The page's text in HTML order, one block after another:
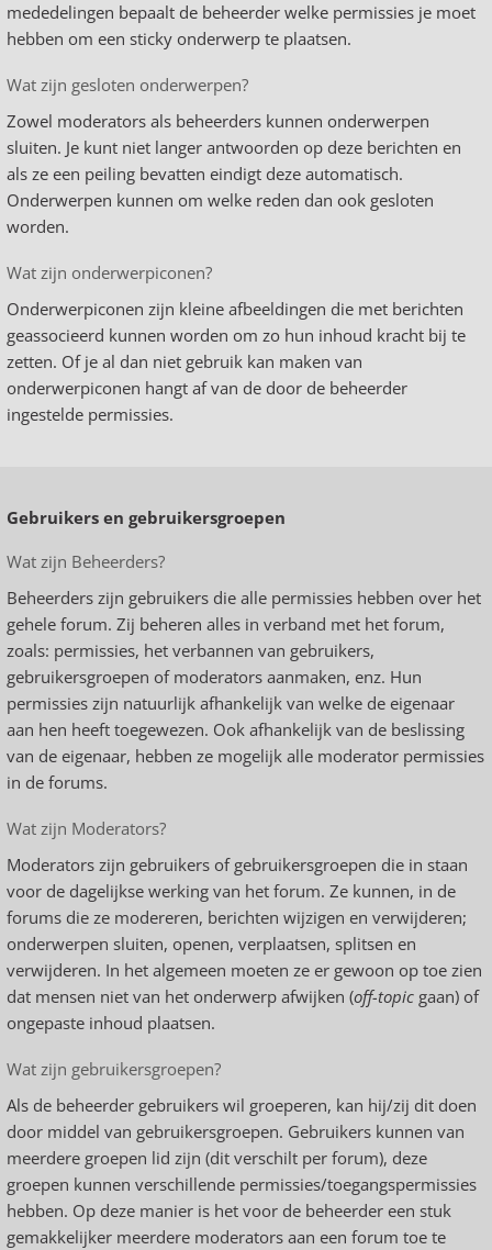
mededelingen bepaalt de beheerder welke permissies je moet
hebben om een sticky onderwerp te plaatsen.
Wat zijn gesloten onderwerpen?
Zowel moderators als beheerders kunnen onderwerpen
sluiten. Je kunt niet langer antwoorden op deze berichten en
als ze een peiling bevatten eindigt deze automatisch.
Onderwerpen kunnen om welke reden dan ook gesloten
worden.
Wat zijn onderwerpiconen?
Onderwerpiconen zijn kleine afbeeldingen die met berichten
geassocieerd kunnen worden om zo hun inhoud kracht bij te
zetten. Of je al dan niet gebruik kan maken van
onderwerpiconen hangt af van de door de beheerder
ingestelde permissies.
Gebruikers en gebruikersgroepen
Wat zijn Beheerders?
Beheerders zijn gebruikers die alle permissies hebben over het
gehele forum. Zij beheren alles in verband met het forum,
zoals: permissies, het verbannen van gebruikers,
gebruikersgroepen of moderators aanmaken, enz. Hun
permissies zijn natuurlijk afhankelijk van welke de eigenaar
aan hen heeft toegewezen. Ook afhankelijk van de beslissing
van de eigenaar, hebben ze mogelijk alle moderator permissies
in de forums.
Wat zijn Moderators?
Moderators zijn gebruikers of gebruikersgroepen die in staan
voor de dagelijkse werking van het forum. Ze kunnen, in de
forums die ze modereren, berichten wijzigen en verwijderen;
onderwerpen sluiten, openen, verplaatsen, splitsen en
verwijderen. In het algemeen moeten ze er gewoon op toe zien
dat mensen niet van het onderwerp afwijken (off-topic gaan) of
ongepaste inhoud plaatsen.
Wat zijn gebruikersgroepen?
Als de beheerder gebruikers wil groeperen, kan hij/zij dit doen
door middel van gebruikersgroepen. Gebruikers kunnen van
meerdere groepen lid zijn (dit verschilt per forum), deze
groepen kunnen verschillende permissies/toegangspermissies
hebben. Op deze manier is het voor de beheerder een stuk
gemakkelijker meerdere moderators aan een forum toe te